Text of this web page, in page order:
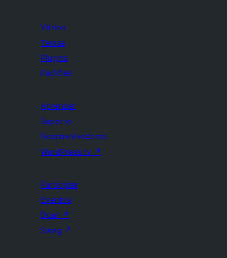
Vitrine
Temas
Plugins
Padrões
Aprender
Suporte
Desenvolvedores
WordPress.tv ↗
Participar
Eventos
Doar ↗
Swag ↗